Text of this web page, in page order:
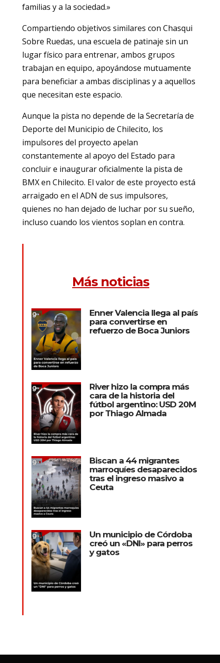
familias y a la sociedad.»
Compartiendo objetivos similares con Chasqui
Sobre Ruedas, una escuela de patinaje sin un
lugar físico para entrenar, ambos grupos
trabajan en equipo, apoyándose mutuamente
para beneficiar a ambas disciplinas y a aquellos
que necesitan este espacio.
Aunque la pista no depende de la Secretaría de
Deporte del Municipio de Chilecito, los
impulsores del proyecto apelan
constantemente al apoyo del Estado para
concluir e inaugurar oficialmente la pista de
BMX en Chilecito. El valor de este proyecto está
arraigado en el ADN de sus impulsores,
quienes no han dejado de luchar por su sueño,
incluso cuando los vientos soplan en contra.
Más noticias
Enner Valencia llega al país
para convertirse en
refuerzo de Boca Juniors
River hizo la compra más
cara de la historia del
fútbol argentino: USD 20M
por Thiago Almada
Biscan a 44 migrantes
marroquíes desaparecidos
tras el ingreso masivo a
Ceuta
Un municipio de Córdoba
creó un «DNI» para perros
y gatos